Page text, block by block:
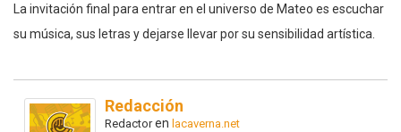
La invitación final para entrar en el universo de Mateo es escuchar
su música, sus letras y dejarse llevar por su sensibilidad artística.
Redacción
Redactoren lacaverna.net